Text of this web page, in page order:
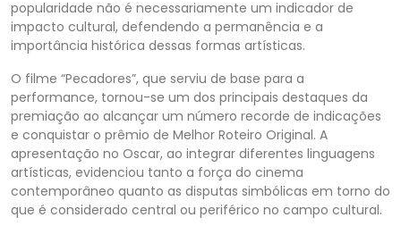
popularidade não é necessariamente um indicador de
impacto cultural, defendendo a permanência e a
importância histórica dessas formas artísticas.
O filme “Pecadores”, que serviu de base para a
performance, tornou-se um dos principais destaques da
premiação ao alcançar um número recorde de indicações
e conquistar o prêmio de Melhor Roteiro Original. A
apresentação no Oscar, ao integrar diferentes linguagens
artísticas, evidenciou tanto a força do cinema
contemporâneo quanto as disputas simbólicas em torno do
que é considerado central ou periférico no campo cultural.